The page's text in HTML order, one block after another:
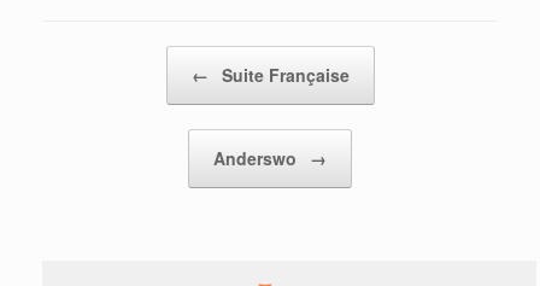
← Suite Française
Anderswo →